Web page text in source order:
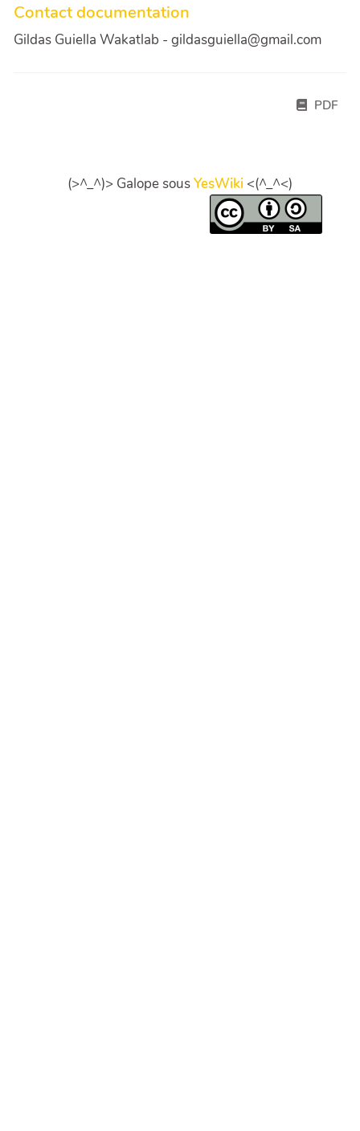
Contact documentation
Gildas Guiella Wakatlab - gildasguiella@gmail.com
PDF
(>^_^)> Galope sousYesWiki <(^_^<)